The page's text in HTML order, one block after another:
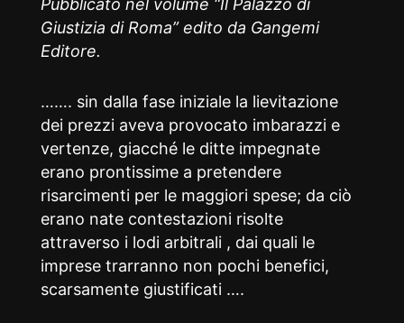
Pubblicato nel volume “Il Palazzo di
Giustizia di Roma” edito da Gangemi
Editore.
……. sin dalla fase iniziale la lievitazione
dei prezzi aveva provocato imbarazzi e
vertenze, giacché le ditte impegnate
erano prontissime a pretendere
risarcimenti per le maggiori spese; da ciò
erano nate contestazioni risolte
attraverso i lodi arbitrali , dai quali le
imprese trarranno non pochi benefici,
scarsamente giustificati ….